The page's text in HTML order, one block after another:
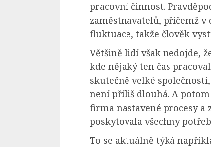
pracovní činnost.
zaměstnavatelů, přičemž
fluktuace, takže člověk
Většině lidí však nedojde,
kde nějaký ten čas
skutečně velké
není příliš dlouhá. A
firma nastavené procesy a
poskytovala všechny
To se aktuálně týká